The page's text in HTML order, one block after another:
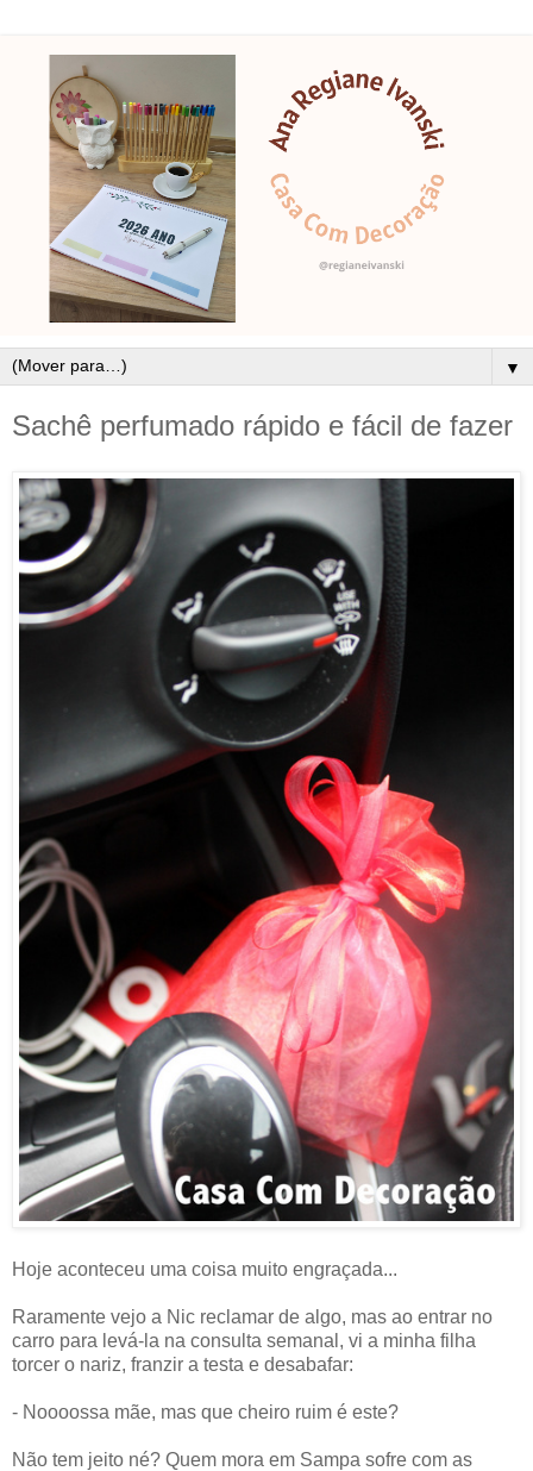
▼
Sachê perfumado rápido e fácil de fazer
Hoje aconteceu uma coisa muito engraçada...
Raramente vejo a Nic reclamar de algo, mas ao entrar no
carro para levá-la na consulta semanal, vi a minha filha
torcer o nariz, franzir a testa e desabafar:
- Noooossa mãe, mas que cheiro ruim é este?
Não tem jeito né? Quem mora em Sampa sofre com as